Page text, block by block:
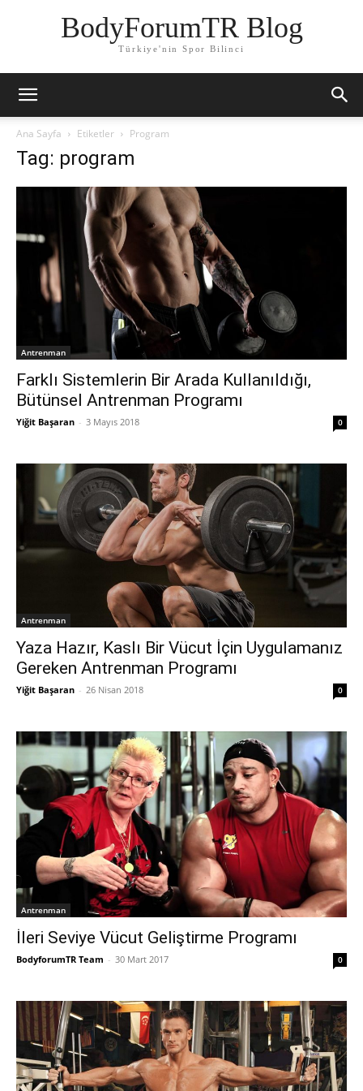
BodyForumTR Blog
Türkiye'nin Spor Bilinci
Ana Sayfa Etiketler Program
Tag: program
Antrenman
Farklı Sistemlerin Bir Arada Kullanıldığı,
Bütünsel Antrenman Programı
Yiğit Başaran - 3 Mayıs 2018 0
Antrenman
Yaza Hazır, Kaslı Bir Vücut İçin Uygulamanız
Gereken Antrenman Programı
Yiğit Başaran - 26 Nisan 2018 0
Antrenman
İleri Seviye Vücut Geliştirme Programı
BodyforumTR Team - 30 Mart 2017 0